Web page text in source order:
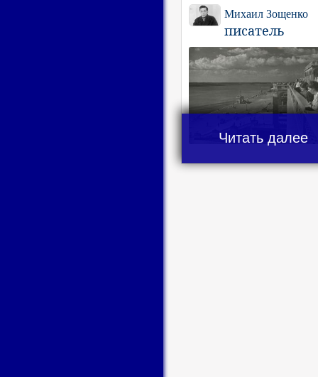
Михаил Зощенко
писатель
Читать далее